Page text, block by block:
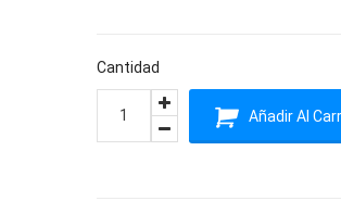
Cantidad
Añadir Al